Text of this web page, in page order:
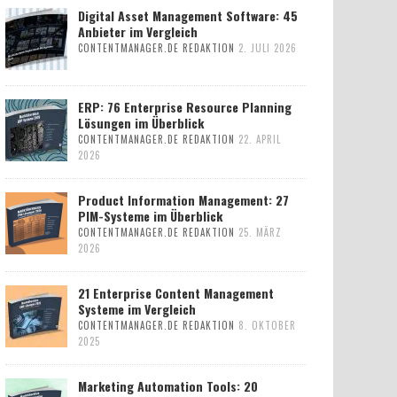
Digital Asset Management Software: 45
Anbieter im Vergleich
CONTENTMANAGER.DE REDAKTION 2. JULI 2026
ERP: 76 Enterprise Resource Planning
Lösungen im Überblick
CONTENTMANAGER.DE REDAKTION 22. APRIL
2026
Product Information Management: 27
PIM-Systeme im Überblick
CONTENTMANAGER.DE REDAKTION 25. MÄRZ
2026
21 Enterprise Content Management
Systeme im Vergleich
CONTENTMANAGER.DE REDAKTION 8. OKTOBER
2025
Marketing Automation Tools: 20